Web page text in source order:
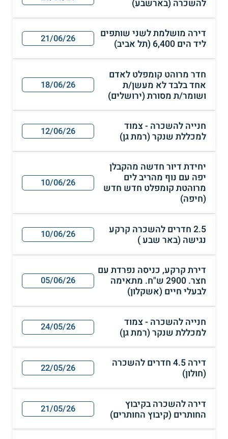
להשכרה (בארשבע)
דירה מושלמת לשני שותפים
ליד הים 6,400 (תל אביב)
21/06/26
חדר מרוהט קומפלט לאדם
אחד בלבד לא מעשן/ת
ושומר/ת מסורת (ירושלים)
18/06/26
חנייה להשכרה - צמוד
למכללת שנקר (רמת גן)
12/06/26
יחידת דיור חדשה מהקבלן
יפה עם נוף מהריב לים
מרוהטת קומפלט חדש חדש
(חיפה)
10/06/26
2.5 חדרים להשכרה קרקע
נגישה (באר שבע )
10/06/26
דירת קרקע, כניסה נפרדת עם
חצר. 2900 ש"ח. מתאימה
לבעלי חיים (אשקלון)
05/06/26
חנייה להשכרה - צמוד
למכללת שנקר (רמת גן)
24/05/26
דירה 4.5 חדרים להשכרה
(חולון)
22/05/26
דירה להשכרה בקיבוץ
החותרים (קיבוץ החותרים)
21/05/26